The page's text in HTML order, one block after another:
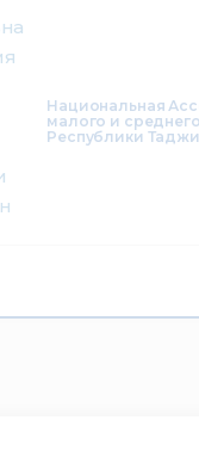
Национальная
малого и
Республики